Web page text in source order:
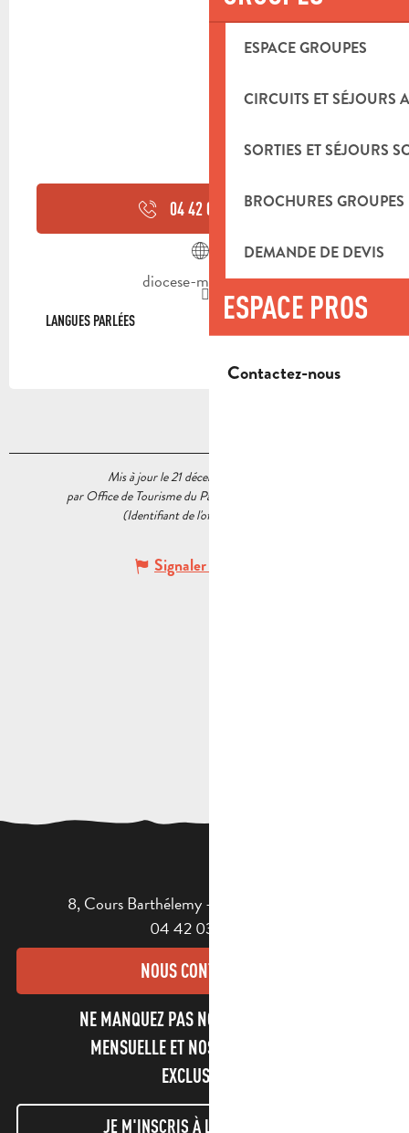
ESPACE GROUPES
CIRCUITS ET SÉJOURS
SORTIES ET SÉJOURS
BROCHURES GROUPES
DEMANDE DE DEVIS
ESPACE PROS
Contactez-nous
04 42 04 25▒▒
diocese-marseille.fr
LANGUES PARLÉES
LANGUES PARLÉES
Mis à jour le 21 décembre 2022 à 11:49
par Office de Tourisme du Pays d’Aubagne et de l’Étoile
(Identifiant de l'offre :
Signaler une erreur
8, Cours Barthélemy - 13400 AUBAGNE
04 42 03 49 98
NOUS CONTACTER
NE MANQUEZ PAS NOTRE NEWSLETTER
MENSUELLE ET NOS INFORMATIONS
EXCLUSIVES !
JE M'INSCRIS À LA NEWSLETTER